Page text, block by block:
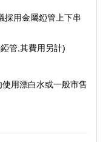
採用金屬錏管上下串
管,其費用另計)
用漂白水或一般市售